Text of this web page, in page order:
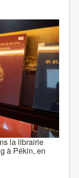
la librairie
à Pékin, en